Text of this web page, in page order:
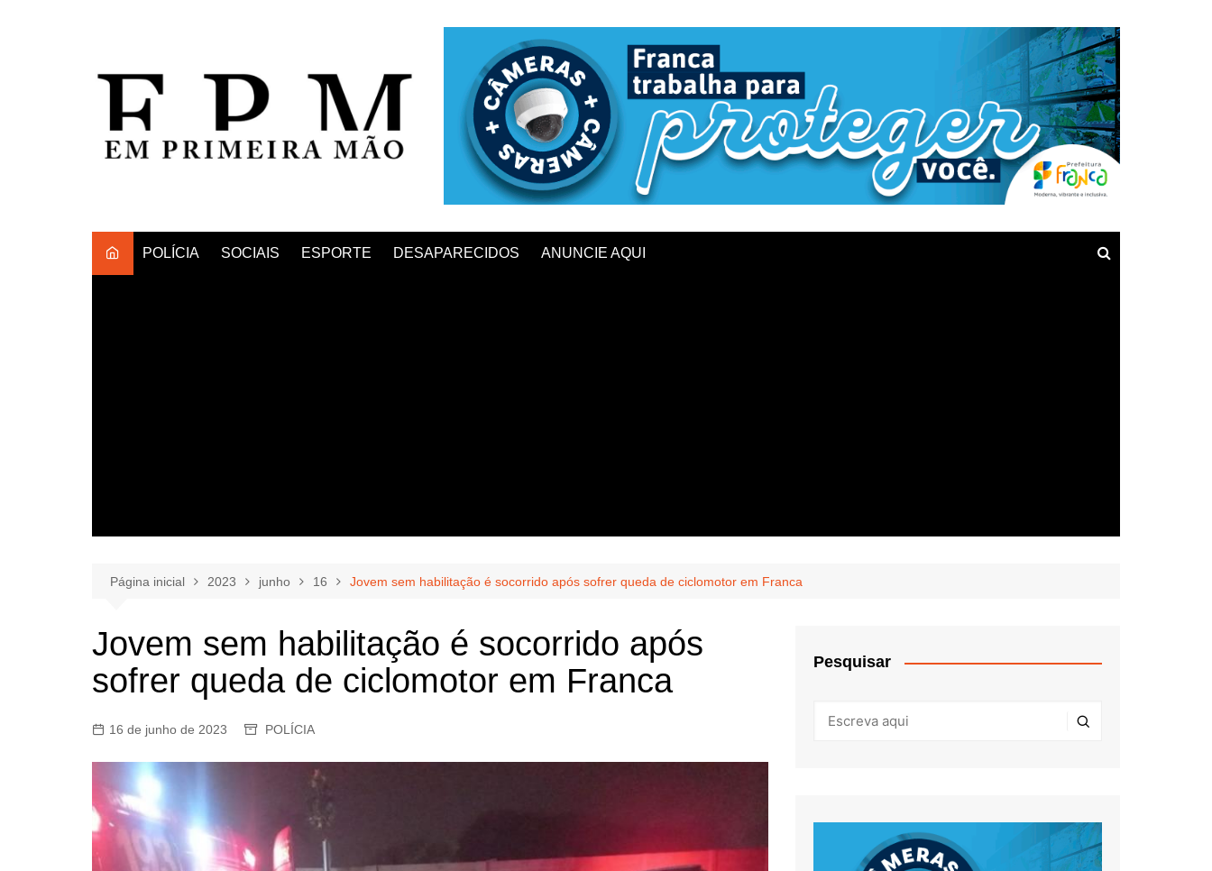
POLÍCIA SOCIAIS ESPORTE DESAPARECIDOS ANUNCIE AQUI
Página inicial 2023 junho 16 Jovem sem habilitação é socorrido após sofrer queda de ciclomotor em Franca
Jovem sem habilitação é socorrido após
sofrer queda de ciclomotor em Franca
16 de junho de 2023 POLÍCIA
Pesquisar